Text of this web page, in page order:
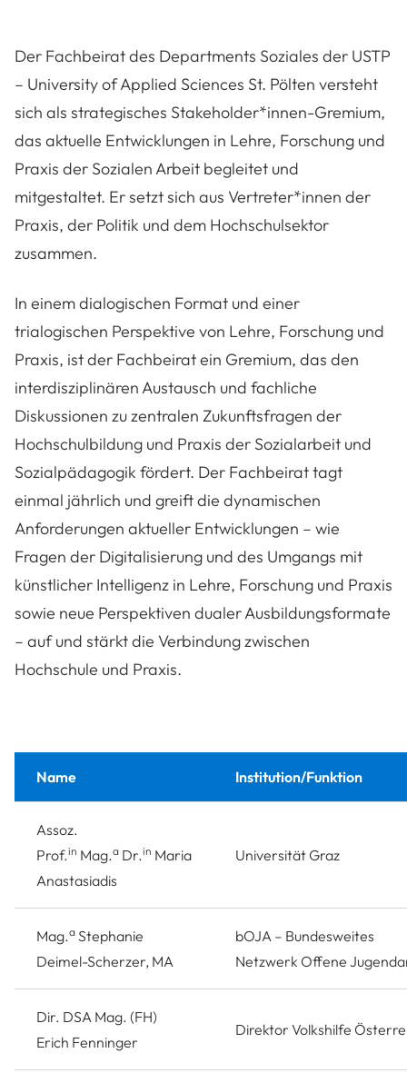
Der Fachbeirat des Departments Soziales der USTP
– University of Applied Sciences St. Pölten versteht
sich als strategisches Stakeholder*innen-Gremium,
das aktuelle Entwicklungen in Lehre, Forschung und
Praxis der Sozialen Arbeit begleitet und
mitgestaltet. Er setzt sich aus Vertreter*innen der
Praxis, der Politik und dem Hochschulsektor
zusammen.
In einem dialogischen Format und einer
trialogischen Perspektive von Lehre, Forschung und
Praxis, ist der Fachbeirat ein Gremium, das den
interdisziplinären Austausch und fachliche
Diskussionen zu zentralen Zukunftsfragen der
Hochschulbildung und Praxis der Sozialarbeit und
Sozialpädagogik fördert. Der Fachbeirat tagt
einmal jährlich und greift die dynamischen
Anforderungen aktueller Entwicklungen – wie
Fragen der Digitalisierung und des Umgangs mit
künstlicher Intelligenz in Lehre, Forschung und Praxis
sowie neue Perspektiven dualer Ausbildungsformate
– auf und stärkt die Verbindung zwischen
Hochschule und Praxis.
Name Institution/Funktion
Assoz.
Prof.in Mag.a Dr.in Maria
Anastasiadis
Universität Graz
Mag.a Stephanie
Deimel-Scherzer, MA
bOJA – Bundesweites
Netzwerk Offene
Dir. DSA Mag. (FH)
Erich Fenninger
Direktor Volkshilfe